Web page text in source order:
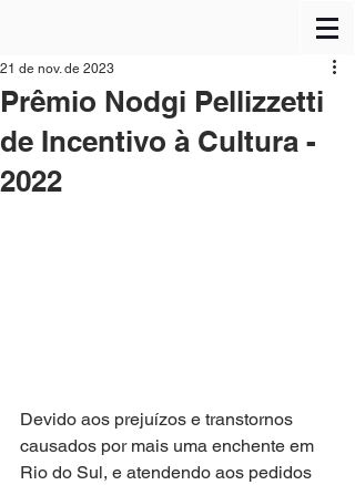
Prêmio Nodgi Pellizzetti
de Incentivo à Cultura -
2022
21 de nov. de 2023
Devido aos prejuízos e transtornos
causados por mais uma enchente em
Rio do Sul, e atendendo aos pedidos